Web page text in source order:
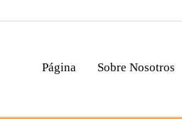
Página Sobre Nosotros